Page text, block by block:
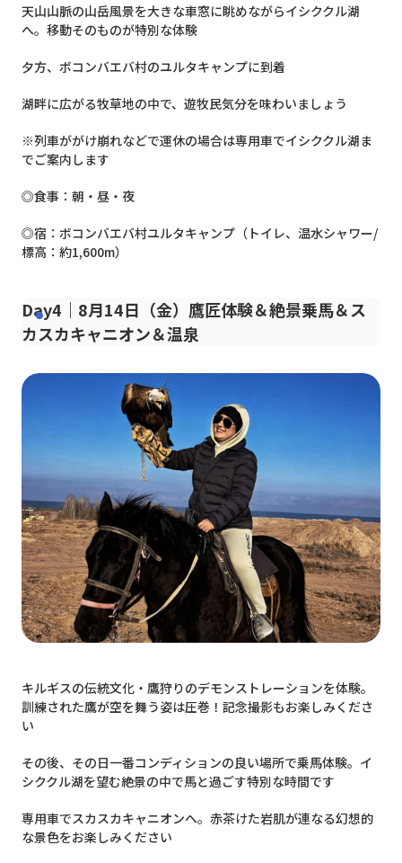
天山山脈の山岳風景を大きな車窓に眺めながらイシククル湖
へ。移動そのものが特別な体験
夕方、ボコンバエバ村のユルタキャンプに到着
湖畔に広がる牧草地の中で、遊牧民気分を味わいましょう
※列車ががけ崩れなどで運休の場合は専用車でイシククル湖ま
でご案内します
◎食事：朝・昼・夜
◎宿：ボコンバエバ村ユルタキャンプ（トイレ、温水シャワー/
標高：約1,600m）
Day4｜8月14日（金）鷹匠体験＆絶景乗馬＆ス
カスカキャニオン＆温泉
キルギスの伝統文化・鷹狩りのデモンストレーションを体験。
訓練された鷹が空を舞う姿は圧巻！記念撮影もお楽しみくださ
い
その後、その日一番コンディションの良い場所で乗馬体験。イ
シククル湖を望む絶景の中で馬と過ごす特別な時間です
専用車でスカスカキャニオンへ。赤茶けた岩肌が連なる幻想的
な景色をお楽しみください